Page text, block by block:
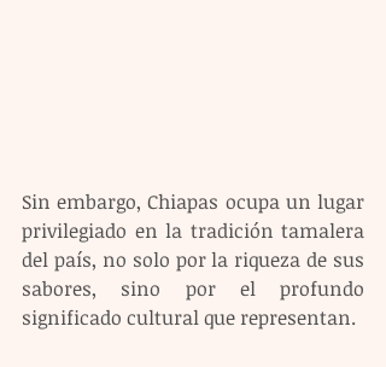
Sin embargo, Chiapas ocupa un lugar
privilegiado en la tradición tamalera
del país, no solo por la riqueza de sus
sabores, sino por el profundo
significado cultural que representan.